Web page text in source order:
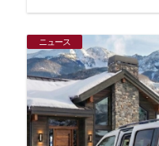
ニュース